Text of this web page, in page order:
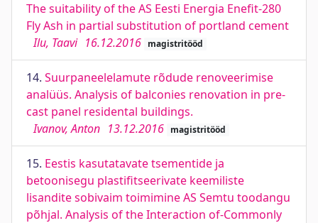
The suitability of the AS Eesti Energia Enefit-280
Fly Ash in partial substitution of portland cement
Ilu, Taavi 16.12.2016 magistritööd
14. Suurpaneelelamute rõdude renoveerimise
analüüs. Analysis of balconies renovation in pre-
cast panel residental buildings.
Ivanov, Anton 13.12.2016 magistritööd
15. Eestis kasutatavate tsementide ja
betoonisegu plastifitseerivate keemiliste
lisandite sobivaim toimimine AS Semtu toodangu
põhjal. Analysis of the Interaction of-Commonly